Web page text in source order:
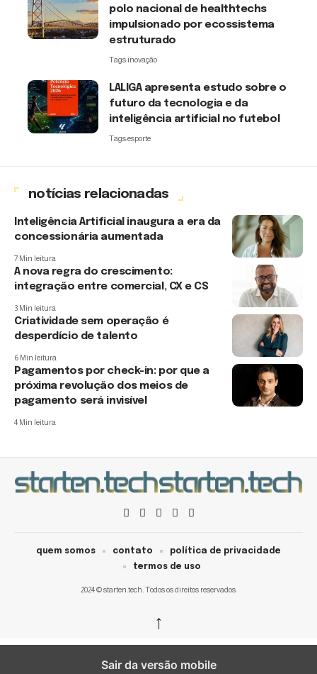
polo nacional de healthtechs
impulsionado por ecossistema
estruturado
Tags:inovação
LALIGA apresenta estudo sobre o
futuro da tecnologia e da
inteligência artificial no futebol
Tags:esporte
notícias relacionadas
Inteligência Artificial inaugura a era da
concessionária aumentada
7 Min leitura
A nova regra do crescimento:
integração entre comercial, CX e CS
3 Min leitura
Criatividade sem operação é
desperdício de talento
6 Min leitura
Pagamentos por check-in: por que a
próxima revolução dos meios de
pagamento será invisível
4 Min leitura
2024 © starten.tech. Todos os direitos reservados.
quem somos contato
política de privacidade
termos de uso
↑
Sair da versão mobile